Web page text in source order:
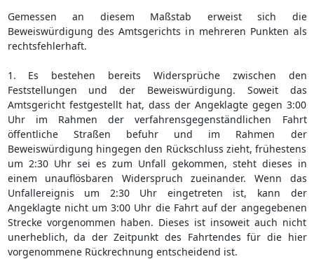
Gemessen an diesem Maßstab erweist sich die
Beweiswürdigung des Amtsgerichts in mehreren Punkten als
rechtsfehlerhaft.
1. Es bestehen bereits Widersprüche zwischen den
Feststellungen und der Beweiswürdigung. Soweit das
Amtsgericht festgestellt hat, dass der Angeklagte gegen 3:00
Uhr im Rahmen der verfahrensgegenständlichen Fahrt
öffentliche Straßen befuhr und im Rahmen der
Beweiswürdigung hingegen den Rückschluss zieht, frühestens
um 2:30 Uhr sei es zum Unfall gekommen, steht dieses in
einem unauflösbaren Widerspruch zueinander. Wenn das
Unfallereignis um 2:30 Uhr eingetreten ist, kann der
Angeklagte nicht um 3:00 Uhr die Fahrt auf der angegebenen
Strecke vorgenommen haben. Dieses ist insoweit auch nicht
unerheblich, da der Zeitpunkt des Fahrtendes für die hier
vorgenommene Rückrechnung entscheidend ist.